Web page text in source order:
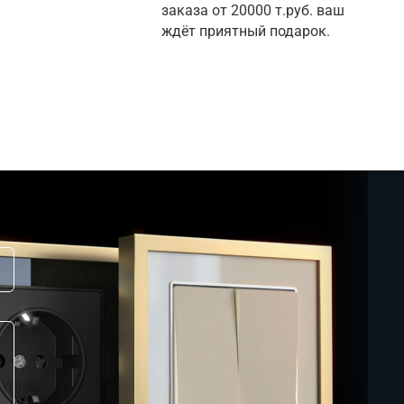
заказа от 20000 т.руб. ваш
ждёт приятный подарок.